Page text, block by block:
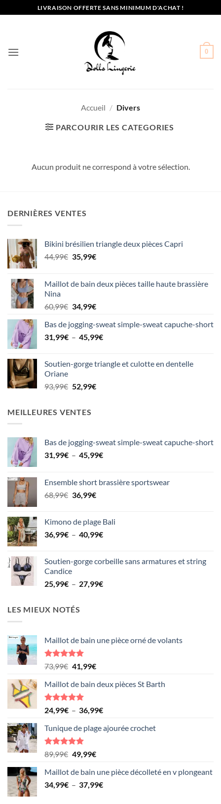
au
LIVRAISON OFFERTE SANS MINIMUM D'ACHAT !
0
Accueil / Divers
PARCOURIR LES CATEGORIES
Aucun produit ne correspond à votre sélection.
DERNIÈRES VENTES
Bikini brésilien triangle deux pièces Capri
44,99€ Le
était :
35,99€Le
est :
Maillot de bain deux pièces taille haute brassière
Nina
60,99€ Le
initial
était :
34,99€Le
actuel
est :
Bas de jogging-sweat simple-sweat capuche-short
31,99€ – 45,99€Plage
31,99€
Soutien-gorge triangle et culotte en dentelle
Oriane
93,99€ Le
était :
52,99€Le
MEILLEURES VENTES
Bas de jogging-sweat simple-sweat capuche-short
31,99€ – 45,99€Plage
31,99€
Ensemble short brassière sportswear
68,99€ Le
était :
68,99€.
36,99€Le
est :
36,99€.
Kimono de plage Bali
36,99€ – 40,99€Plage
36,99€
40,99€
Soutien-gorge corbeille sans armatures et string
Candice
25,99€ – 27,99€Plage
LES MIEUX NOTÉS
Maillot de bain une pièce orné de volants
Note5.00
sur 5
73,99€ Le
initial
était :
73,99€.
41,99€Le
actuel
41,99€.
Maillot de bain deux pièces St Barth
Note5.00
sur 5
24,99€ – 36,99€Plage
prix :
Tunique de plage ajourée crochet
Note5.00
sur 5
89,99€ Le
initial
était :
49,99€Le
actuel
est :
Maillot de bain une pièce décolleté en v plongeant
34,99€ – 37,99€Plage